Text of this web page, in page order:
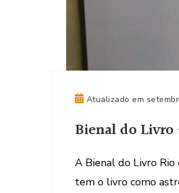
Atualizado em
Bienal do Livro
A Bienal do Livro
tem o livro como